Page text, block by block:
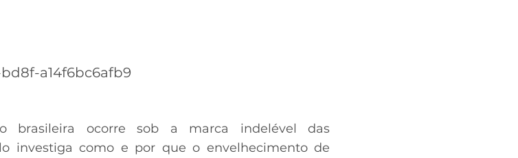
bd8f-a14f6bc6afb9
brasileira ocorre sob a marca indelével das
investiga como e por que o envelhecimento de